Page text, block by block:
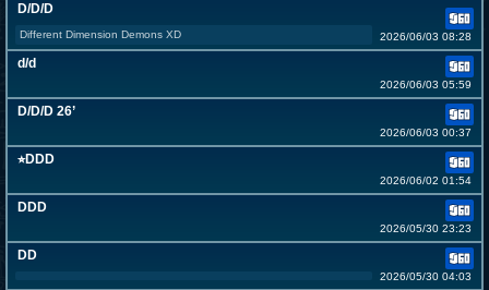
D/D/D
Different Dimension Demons XD 2026/06/03 08:28
d/d
2026/06/03 05:59
D/D/D 26’
2026/06/03 00:37
⭐︎DDD
2026/06/02 01:54
DDD
2026/05/30 23:23
DD
2026/05/30 04:03